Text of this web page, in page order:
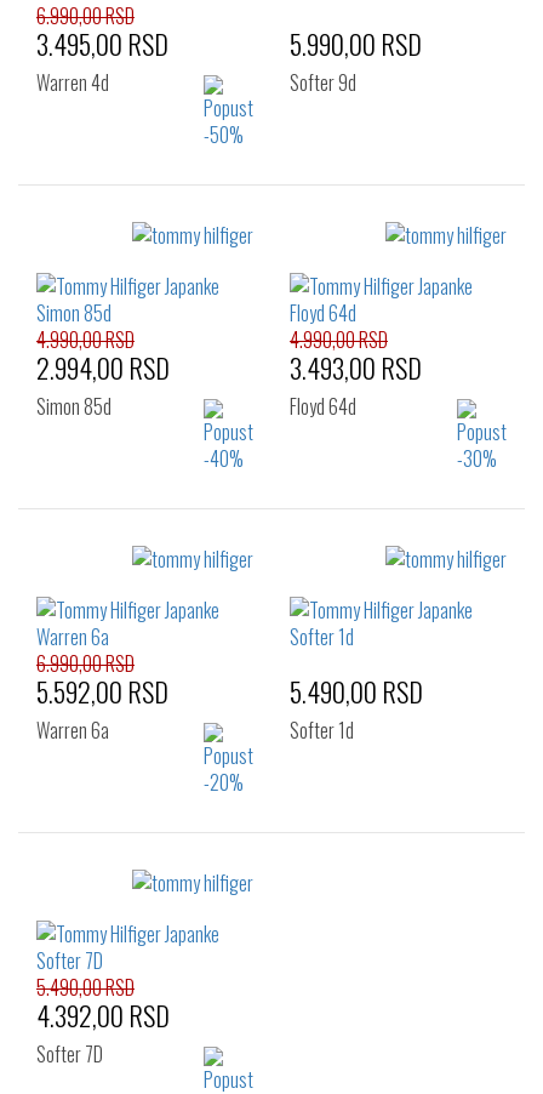
Izaberi željeni broj:
6.990,00 RSD
3.495,00 RSD
Warren 4d
Izaberi željeni broj:
45
46
5.990,00 RSD
Softer 9d
Izaberi željeni broj:
44
45 46
4.990,00 RSD
2.994,00 RSD
Simon 85d
Izaberi željeni broj:
4.990,00 RSD
3.493,00 RSD
Floyd 64d
Izaberi željeni broj:
44
45 46
6.990,00 RSD
5.592,00 RSD
Warren 6a
5.490,00 RSD
Softer 1d
5.490,00 RSD
4.392,00 RSD
Softer 7D